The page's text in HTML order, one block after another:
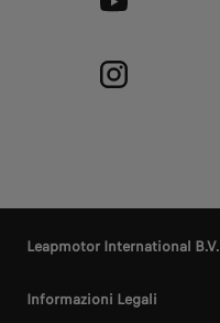
Leapmotor International B.V.
Informazioni Legali